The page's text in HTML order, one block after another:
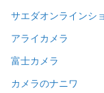
サエダオンラインシ
アライカメラ
富士カメラ
カメラのナニワ